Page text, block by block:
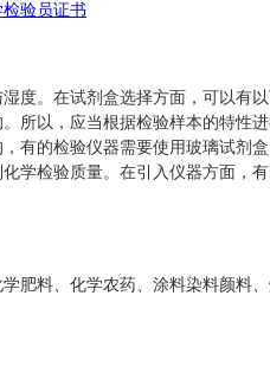
检验员证书
度。在试剂盒选择方面，可以有
所以，应当根据检验样本的特性
有的检验仪器需要使用玻璃试剂
学检验质量。在引入仪器方面，有
肥料、化学农药、涂料染料颜料、